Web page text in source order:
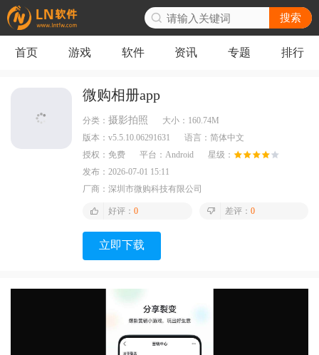
搜索
首页 游戏 软件 资讯 专题 排行
微购相册app
分类： 摄影拍照 大小： 160.74M
版本： v5.5.10.06291631 语言： 简体中文
授权： 免费 平台： Android
星级：
发布： 2026-07-01 15:11
厂商： 深圳市微购科技有限公司
好评： 0 差评： 0
立即下载